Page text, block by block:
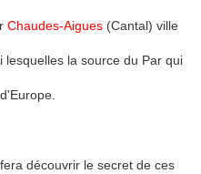
Chaudes-Aigues (Cantal) ville
la source du Par qui
découvrir le secret de ces